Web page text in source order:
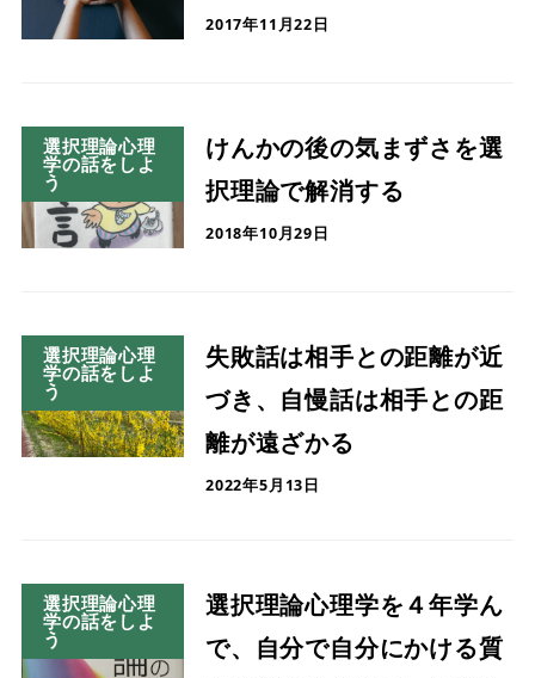
2017年11月22日
選択理論心理
学の話をしよ
う
けんかの後の気まずさを選
択理論で解消する
2018年10月29日
選択理論心理
学の話をしよ
う
失敗話は相手との距離が近
づき、自慢話は相手との距
離が遠ざかる
2022年5月13日
選択理論心理
学の話をしよ
う
選択理論心理学を４年学ん
で、自分で自分にかける質